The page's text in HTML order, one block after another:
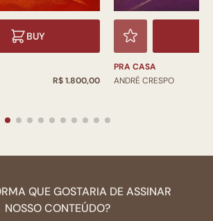
BUY
R$ 1.800,00
PRA CASA
ANDRÉ CRESPO
QUE GOSTARIA DE ASSINAR
NOSSO CONTEÚDO?